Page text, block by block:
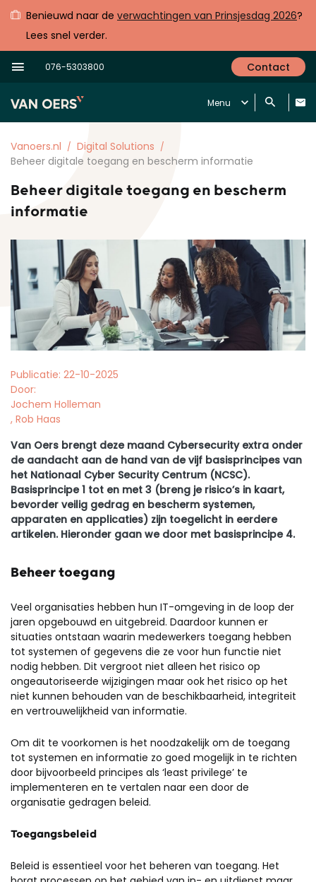
Benieuwd naar de verwachtingen van Prinsjesdag 2026?
Lees snel verder.
076-5303800 Contact
Menu
Vanoers.nl
Digital Solutions
Beheer digitale toegang en bescherm informatie
Beheer digitale toegang en bescherm
informatie
Publicatie: 22-10-2025
Door:
Jochem Holleman
, Rob Haas
Van Oers brengt deze maand Cybersecurity extra onder
de aandacht aan de hand van de vijf basisprincipes van
het Nationaal Cyber Security Centrum (NCSC).
Basisprincipe 1 tot en met 3 (breng je risico’s in kaart,
bevorder veilig gedrag en bescherm systemen,
apparaten en applicaties) zijn toegelicht in eerdere
artikelen. Hieronder gaan we door met basisprincipe 4.
Beheer toegang
Veel organisaties hebben hun IT-omgeving in de loop der
jaren opgebouwd en uitgebreid. Daardoor kunnen er
situaties ontstaan waarin medewerkers toegang hebben
tot systemen of gegevens die ze voor hun functie niet
nodig hebben. Dit vergroot niet alleen het risico op
ongeautoriseerde wijzigingen maar ook het risico op het
niet kunnen behouden van de beschikbaarheid, integriteit
en vertrouwelijkheid van informatie.
Om dit te voorkomen is het noodzakelijk om de toegang
tot systemen en informatie zo goed mogelijk in te richten
door bijvoorbeeld principes als ‘least privilege’ te
implementeren en te vertalen naar een door de
organisatie gedragen beleid.
Toegangsbeleid
Beleid is essentieel voor het beheren van toegang. Het